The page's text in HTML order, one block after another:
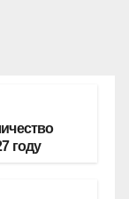
году